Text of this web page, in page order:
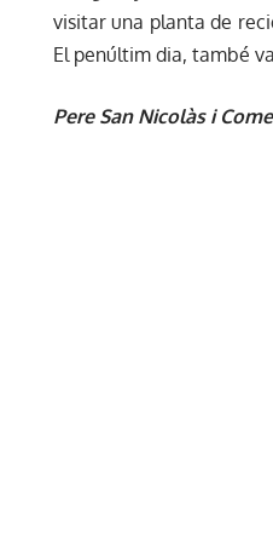
visitar una planta de
El penúltim dia, també
Pere San Nicolàs i